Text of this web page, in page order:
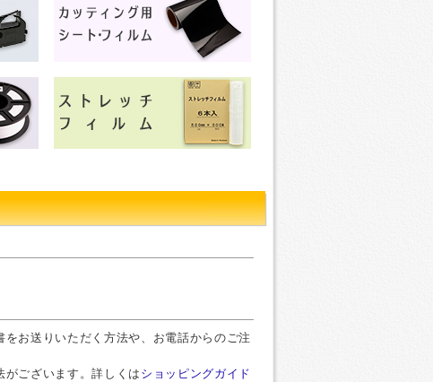
お送りいただく方法や、お電話からのご注
ございます。詳しくは ショッピングガイド